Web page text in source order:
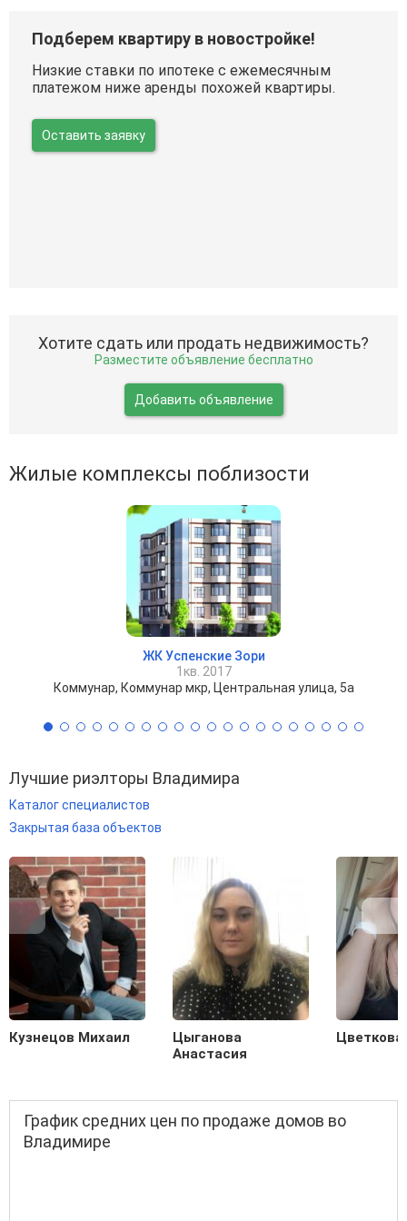
Подберем квартиру в новостройке!
Низкие ставки по ипотеке с ежемесячным
платежом ниже аренды похожей квартиры.
Оставить заявку
Хотите сдать или продать недвижимость?
Разместите объявление бесплатно
Добавить объявление
Жилые комплексы поблизости
ЖК Успенские Зори
1кв. 2017
Коммунар, Коммунар мкр, Центральная улица, 5а
Лучшие риэлторы Владимира
Каталог специалистов
Закрытая база объектов
Кузнецов Михаил
Цыганова
Анастасия
График средних цен по продаже домов во
Владимире